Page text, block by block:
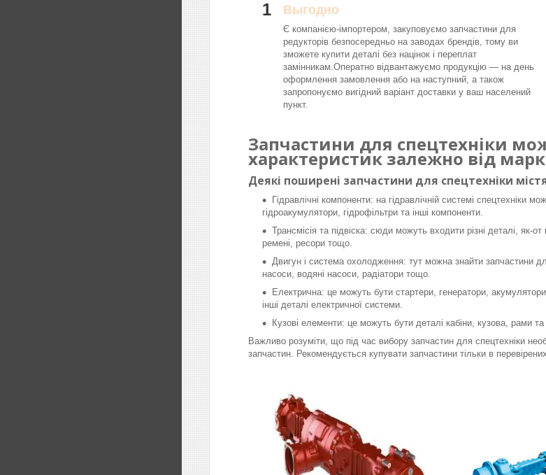
1 Выгодно
Є компанією-імпортером, закуповуємо запчастини для
редукторів безпосередньо на заводах брендів, тому ви
зможете купити деталі без націнок і переплат
замінникам.Оператно відвантажуємо продукцію — на день
оформлення замовлення або на наступний, а також
запропонуємо вигідний варіант доставки у ваш населений
пункт.
Запчастини для спецтехніки
характеристик залежно від
Деякі поширені запчастини для спецтехніки
Гідравлічні компоненти: на гідравлічній системі спецтехніки
гідроакумулятори, гідрофільтри та інші компоненти.
Трансмісія та підвіска: сюди можуть входити різні деталі, як-
ремені, ресори тощо.
Двигун і система охолодження: тут можна знайти запчастини
насоси, водяні насоси, радіатори тощо.
Електрична: це можуть бути стартери, генератори,
інші деталі електричної системи.
Кузові елементи: це можуть бути деталі кабіни, кузова, рами
Важливо розуміти, що під час вибору запчастин для спецтехніки
запчастин. Рекомендується купувати запчастини тільки в